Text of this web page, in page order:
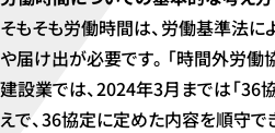
そもそも労働時間は、労働基準法に
や届け出が必要です。「時間外労働
建設業では、2024年3月までは「36
えで、36協定に定めた内容を順守で